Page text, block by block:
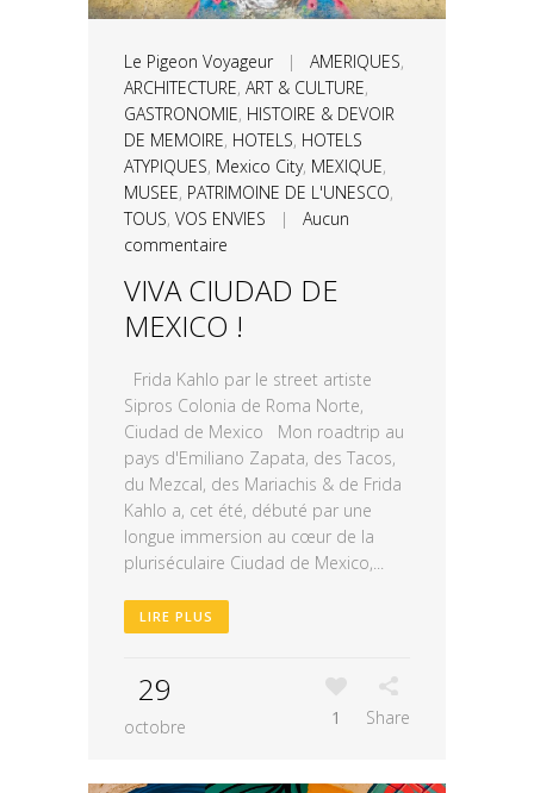
Le Pigeon Voyageur| AMERIQUES,
ARCHITECTURE, ART & CULTURE,
GASTRONOMIE, HISTOIRE & DEVOIR
DE MEMOIRE, HOTELS, HOTELS
ATYPIQUES, Mexico City, MEXIQUE,
MUSEE, PATRIMOINE DE L'UNESCO,
TOUS, VOS ENVIES | Aucun
commentaire
VIVA CIUDAD DE
MEXICO !
Frida Kahlo par le street artiste
Sipros Colonia de Roma Norte,
Ciudad de Mexico Mon roadtrip au
pays d'Emiliano Zapata, des Tacos,
du Mezcal, des Mariachis & de Frida
Kahlo a, cet été, débuté par une
longue immersion au cœur de la
pluriséculaire Ciudad de Mexico,...
LIRE PLUS
29
octobre 1 Share